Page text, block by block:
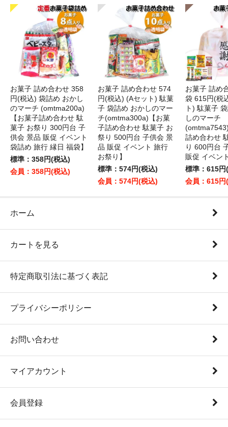
お菓子 詰め合わせ 358
円(税込) 袋詰め おかし
のマーチ (omtma200a)
【お菓子詰め合わせ 駄
菓子 お祭り 300円台 子
供会 景品 販促 イベント
袋詰め 旅行 縁日 福袋】
標準：358円(税込)
会員：358円(税込)
お菓子 詰め合わせ 574
円(税込) (Aセット) 駄菓
子 袋詰め おかしのマー
チ(omtma300a)【お菓
子詰め合わせ 駄菓子 お
祭り 500円台 子供会 景
品 販促 イベント 旅行
お祭り】
標準：574円(税込)
会員：574円(税込)
お菓子 詰め
袋 615円(税
ト) 駄菓子
しのマーチ
詰め合わせ
り 600円台
販促 イベン
標準：615円
会員：615円
ホーム
カートを見る
特定商取引法に基づく表記
プライバシーポリシー
お問い合わせ
マイアカウント
会員登録